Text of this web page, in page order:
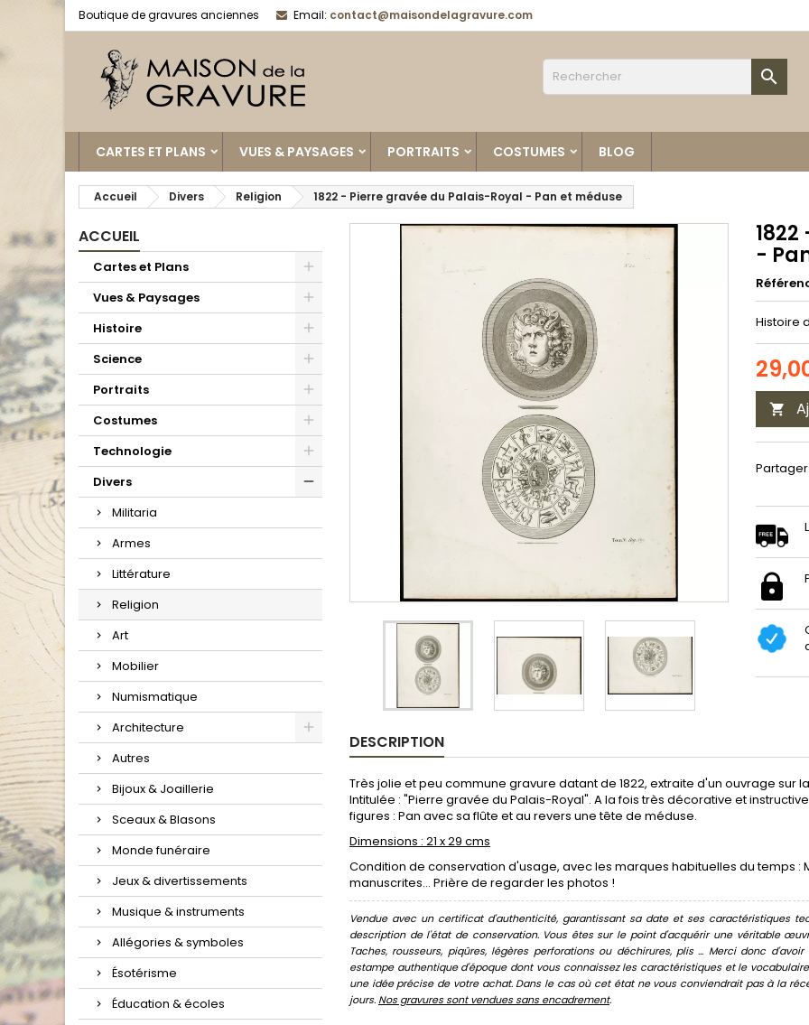
Boutique de gravures anciennes Email: contact@maisondelagravure.com

CARTES ET PLANS VUES & PAYSAGES PORTRAITS COSTUMES BLOG
Accueil Divers Religion 1822 - Pierre gravée du Palais-Royal - Pan et méduse
ACCUEIL
Cartes et Plans
Vues & Paysages
Histoire
Science
Portraits
Costumes
Technologie
Divers
Militaria
Armes
Littérature
Religion
Art
Mobilier
Numismatique
Architecture
Autres
Bijoux & Joaillerie
Sceaux & Blasons
Monde funéraire
Jeux & divertissements
Musique & instruments
Allégories & symboles
Ésotérisme
Éducation & écoles
-
Histoire

Partager
DESCRIPTION
Très jolie et peu commune gravure datant de 1822, extraite d'un ouvrage
Intitulée : "Pierre gravée du Palais-Royal". A la fois très décorative et
figures : Pan avec sa flûte et au revers une tête de méduse.
Dimensions : 21 x 29 cms
Condition de conservation d'usage, avec les marques habituelles du temps :
manuscrites... Prière de regarder les photos !
Vendue avec un certificat d'authenticité, garantissant sa date et ses caractéristiques
description de l'état de conservation. Vous êtes sur le point d'acquérir une véritable
Taches, rousseurs, piqûres, légères perforations ou déchirures, plis ... Merci donc
estampe authentique d'époque dont vous connaissez les caractéristiques et le
une idée précise de votre achat. Dans le cas où cet état ne vous conviendrait pas à la
jours. Nos gravures sont vendues sans encadrement.